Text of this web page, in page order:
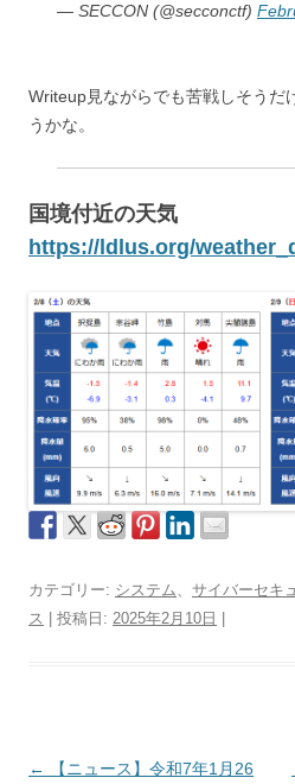
— SECCON (@secconctf)
Writeup見ながらでも苦戦しそうだ
うかな。
国境付近の天気
https://ldlus.org/
カテゴリー: システム、 サイバーセキ
ス
| 投稿日: 2025年2月10日
投
←
【ニュース】令和7年1月26